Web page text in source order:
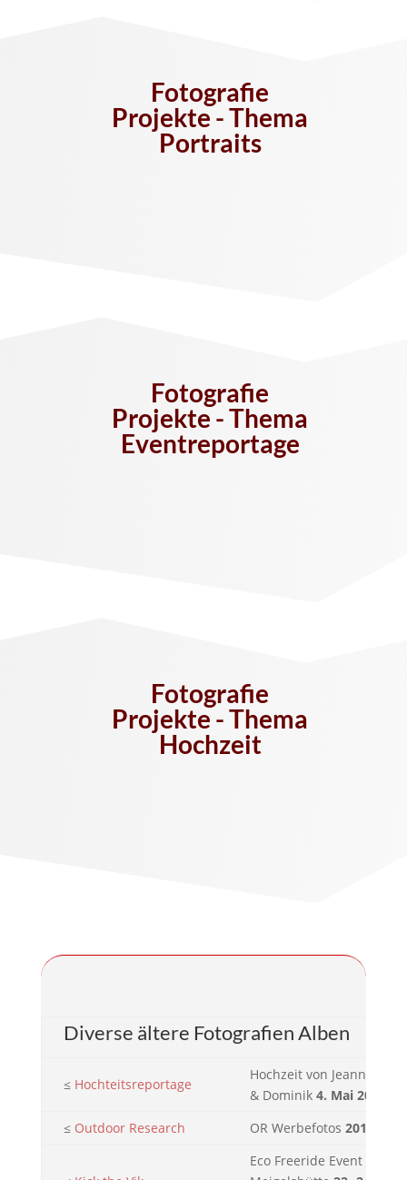
Fotografie
Projekte - Thema
Portraits
Fotografie
Projekte - Thema
Eventreportage
Fotografie
Projekte - Thema
Hochzeit
Diverse ältere Fotografien Alben
≤ Hochteitsreportage
Hochzeit von Jeannette
& Dominik 4. Mai 2013
≤ Outdoor Research OR Werbefotos 2013
Eco Freeride Event